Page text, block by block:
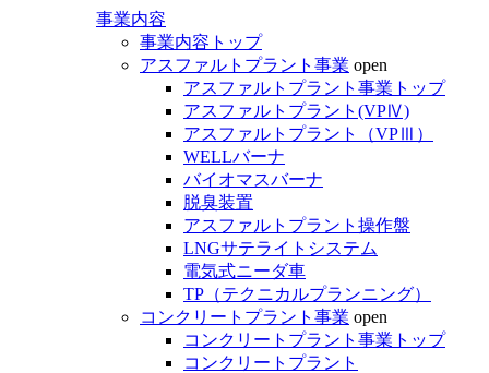
事業内容
事業内容トップ
アスファルトプラント事業 open
アスファルトプラント事業トップ
アスファルトプラント(VPⅣ)
アスファルトプラント（VPⅢ）
WELLバーナ
バイオマスバーナ
脱臭装置
アスファルトプラント操作盤
LNGサテライトシステム
電気式ニーダ車
TP（テクニカルプランニング）
コンクリートプラント事業 open
コンクリートプラント事業トップ
コンクリートプラント